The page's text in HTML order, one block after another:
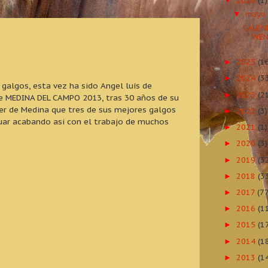
esta vez ha sido Angel luís de
DEL CAMPO 2013, tras 30 años de su
Medina que tres de sus mejores galgos
acabando asi con el trabajo de muchos
▼ mayo
►2025
►2024
►2023
►2022(3)
►2021(1)
► 2020(3)
► 2019
► 2018
► 2017
► 2016
► 2015
► 2014
► 2013